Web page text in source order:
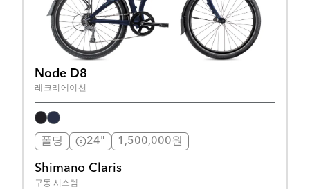
Node D8
레크리에이션
폴딩 24" 1,500,000원
Shimano Claris
구동 시스템